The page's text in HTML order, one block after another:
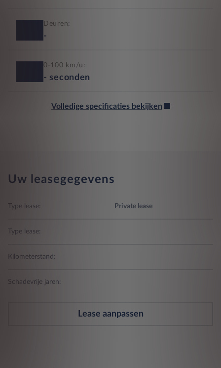
Deuren:
-
0-100 km/u:
- seconden
Volledige specificaties bekijken
Uw leasegegevens
Type lease: Private lease
Type lease:
Kilometerstand:
Schadevrije jaren:
Lease aanpassen